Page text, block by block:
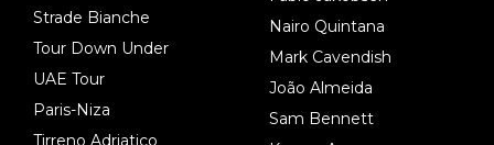
Strade Bianche
Tour Down Under
UAE Tour
Paris-Niza
Tirreno Adriatico
Nairo Quintana
Mark Cavendish
João Almeida
Sam Bennett